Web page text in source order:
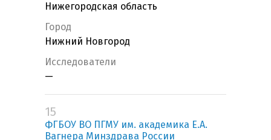
Нижегородская область
Город
Нижний Новгород
Исследователи
—
15
ФГБОУ ВО ПГМУ им. академика Е.А.
Вагнера Минздрава России